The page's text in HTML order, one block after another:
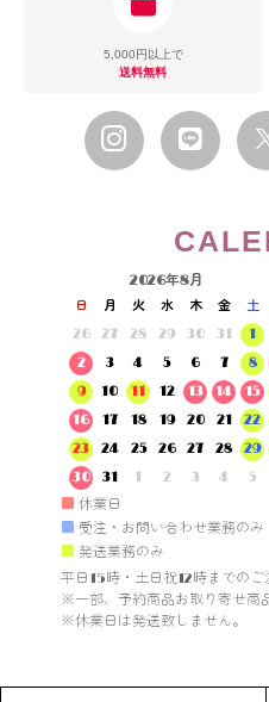
5,000円以上で
送料無料
2026年8月
日 月 火 水 木 金
土
26
27 28 29 30 31
1
2
3 4 5 6 7
8
9
10 11 12 13 14
15
16
17 18 19 20 21
22
23
24 25 26 27 28
29
30
31 1 2 3 4 5
■ 休業日
■ 受注・お問い合わせ業務のみ
■ 発送業務のみ
平日15時・土日祝12時までのご
※一部、予約商品お取り寄せ商
※休業日は発送致しません。